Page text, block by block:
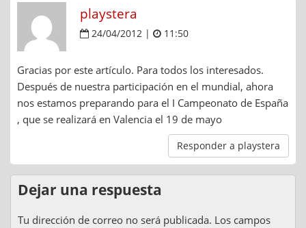
playstera
24/04/2012 | 11:50
Gracias por este artículo. Para todos los interesados.
Después de nuestra participación en el mundial, ahora
nos estamos preparando para el I Campeonato de España
, que se realizará en Valencia el 19 de mayo
Responder a playstera
Dejar una respuesta
Tu dirección de correo no será publicada. Los campos